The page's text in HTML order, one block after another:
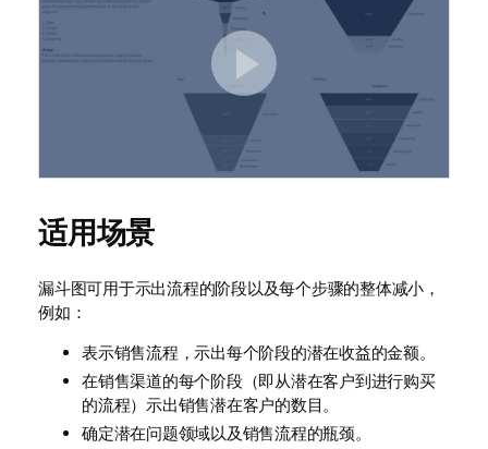
适用场景
漏斗图可用于示出流程的阶段以及每个步骤的整体减小，
例如：
表示销售流程，示出每个阶段的潜在收益的金额。
在销售渠道的每个阶段（即从潜在客户到进行购买
的流程）示出销售潜在客户的数目。
确定潜在问题领域以及销售流程的瓶颈。